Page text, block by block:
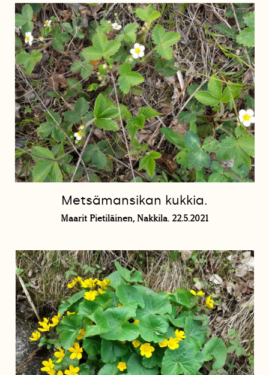
Metsämansikan kukkia.
Maarit Pietiläinen, Nakkila. 22.5.2021